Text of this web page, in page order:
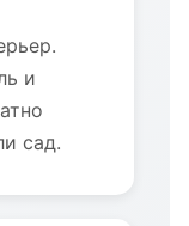
и
сад.